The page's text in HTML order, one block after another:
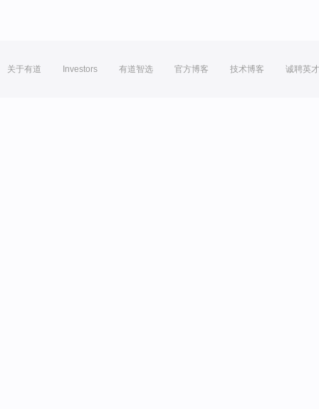
关于有道 Investors 有道智选 官方博客 技术博客 诚聘英才